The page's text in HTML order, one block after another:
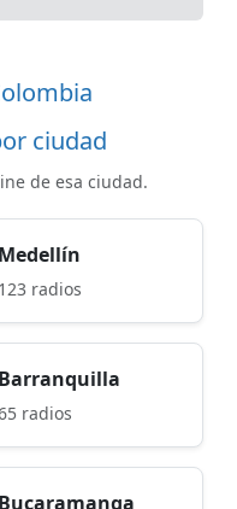
ciudad
de esa ciudad.
Medellín
123 radios
Barranquilla
radios
Bucaramanga